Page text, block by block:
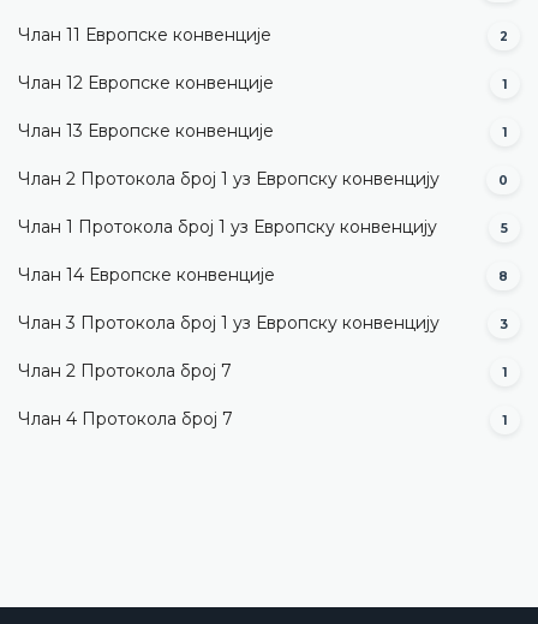
Члан 11 Европске конвенције 2
Члан 12 Европске конвенције 1
Члан 13 Европске конвенције 1
Члан 2 Протокола број 1 уз Европску конвенцију 0
Члан 1 Протокола број 1 уз Европску конвенцију 5
Члан 14 Европске конвенције 8
Члан 3 Протокола број 1 уз Европску конвенцију 3
Члан 2 Протокола број 7 1
Члан 4 Протокола број 7 1